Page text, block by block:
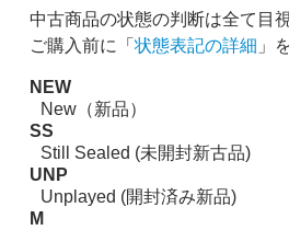
中古商品の状態の判断は全て目
ご購入前に「 状態表記の詳細 」
NEW
New（新品）
SS
Still Sealed (未開封新古品)
UNP
Unplayed (開封済み新品)
M